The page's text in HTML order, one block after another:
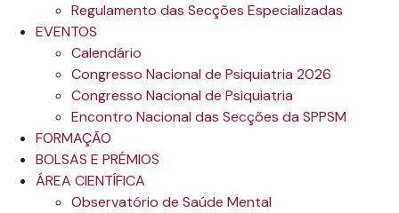
Regulamento das Secções Especializadas
EVENTOS
Calendário
Congresso Nacional de Psiquiatria 2026
Congresso Nacional de Psiquiatria
Encontro Nacional das Secções da SPPSM
FORMAÇÃO
BOLSAS E PRÉMIOS
ÁREA CIENTÍFICA
Observatório de Saúde Mental